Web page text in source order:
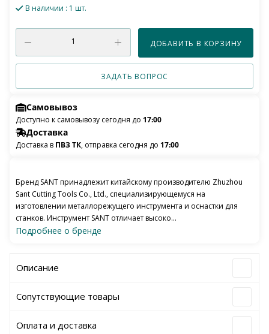
В наличии : 1 шт.
ДОБАВИТЬ В КОРЗИНУ
ЗАДАТЬ ВОПРОС
Самовывоз
Доступно к самовывозу сегодня до 17:00
Доставка
Доставка в ПВЗ ТК, отправка сегодня до 17:00
Бренд SANT принадлежит китайскому производителю Zhuzhou
Sant Cutting Tools Co., Ltd., специализирующемуся на
изготовлении металлорежущего инструмента и оснастки для
станков. Инструмент SANT отличает высоко...
Подробнее о бренде
Описание
Сопутствующие товары
Оплата и доставка